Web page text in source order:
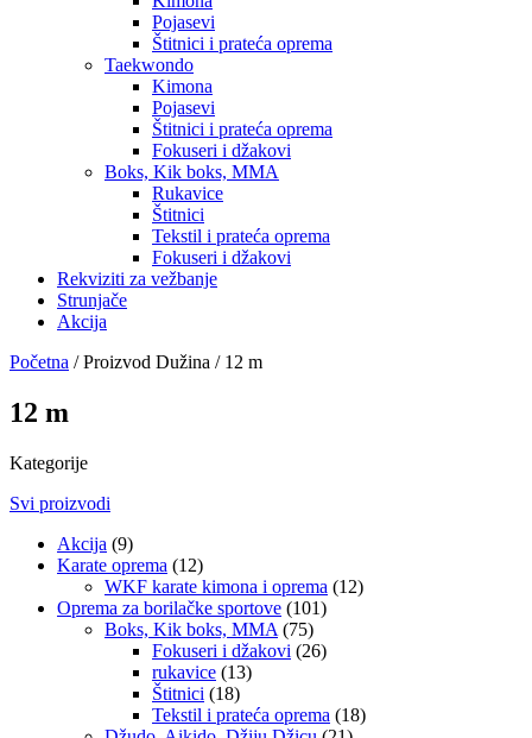
Pojasevi
Štitnici i prateća oprema
Taekwondo
Kimona
Pojasevi
Štitnici i prateća oprema
Fokuseri i džakovi
Boks, Kik boks, MMA
Rukavice
Štitnici
Tekstil i prateća oprema
Fokuseri i džakovi
Rekviziti za vežbanje
Strunjače
Akcija
Početna / Proizvod Dužina / 12 m
12 m
Kategorije
Svi proizvodi
Akcija (9)
Karate oprema (12)
WKF karate kimona i oprema (12)
Oprema za borilačke sportove (101)
Boks, Kik boks, MMA (75)
Fokuseri i džakovi (26)
rukavice (13)
Štitnici (18)
Tekstil i prateća oprema (18)